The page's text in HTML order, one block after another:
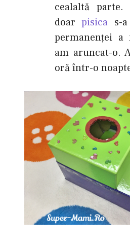
cealaltă
doarpisica s-
permanenţei a
am aruncat-o.
oră într-o